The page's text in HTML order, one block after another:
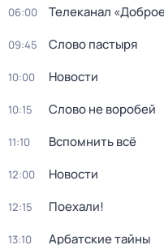
06:00 Телеканал
09:45 Слово пастыря
10:00 Новости
10:15 Слово не воробей
11:10 Вспомнить всё
12:00 Новости
12:15 Поехали!
13:10 Арбатские тайны